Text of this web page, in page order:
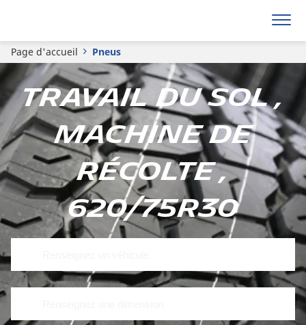
Page d'accueil Pneus
Travail du sol ,
Machine de
récolte ,
620/75R30